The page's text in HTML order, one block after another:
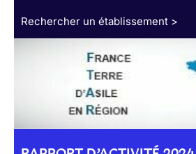
Rechercher un établissement >